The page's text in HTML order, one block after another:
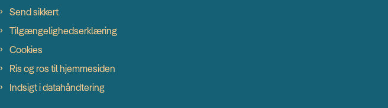
Send sikkert
Tilgængelighedserklæring
Cookies
Ris og ros til hjemmesiden
Indsigt i datahåndtering